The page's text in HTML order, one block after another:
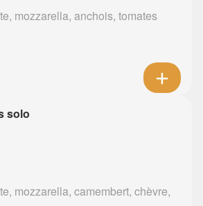
mozzarella, anchois, tomates
solo
mozzarella, camembert, chèvre,